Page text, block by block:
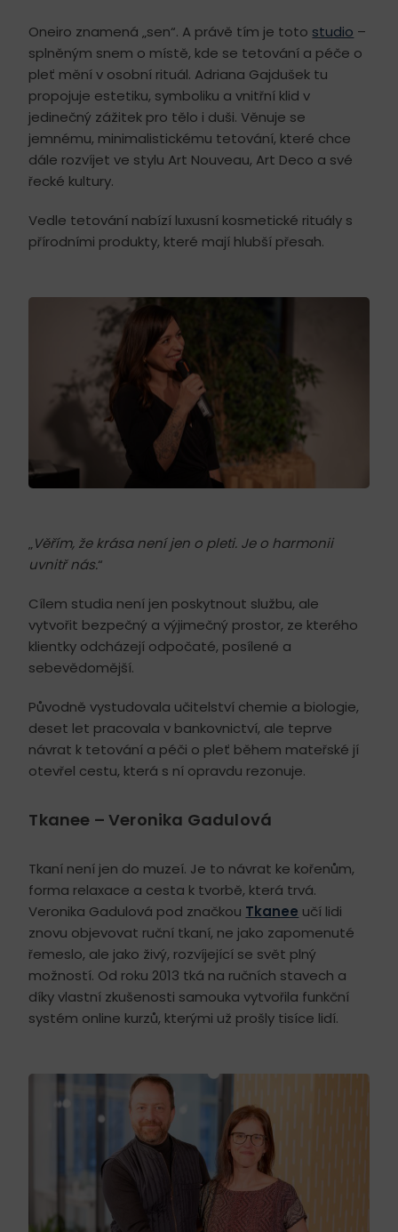
Oneiro znamená „sen“. A právě tím je toto studio –
splněným snem o místě, kde se tetování a péče o
pleť mění v osobní rituál. Adriana Gajdušek tu
propojuje estetiku, symboliku a vnitřní klid v
jedinečný zážitek pro tělo i duši. Věnuje se
jemnému, minimalistickému tetování, které chce
dále rozvíjet ve stylu Art Nouveau, Art Deco a své
řecké kultury.
Vedle tetování nabízí luxusní kosmetické rituály s
přírodními produkty, které mají hlubší přesah.
„Věřím, že krása není jen o pleti. Je o harmonii
uvnitř nás.“
Cílem studia není jen poskytnout službu, ale
vytvořit bezpečný a výjimečný prostor, ze kterého
klientky odcházejí odpočaté, posílené a
sebevědomější.
Původně vystudovala učitelství chemie a biologie,
deset let pracovala v bankovnictví, ale teprve
návrat k tetování a péči o pleť během mateřské jí
otevřel cestu, která s ní opravdu rezonuje.
Tkanee – Veronika Gadulová
Tkaní není jen do muzeí. Je to návrat ke kořenům,
forma relaxace a cesta k tvorbě, která trvá.
Veronika Gadulová pod značkou Tkanee učí lidi
znovu objevovat ruční tkaní, ne jako zapomenuté
řemeslo, ale jako živý, rozvíjející se svět plný
možností. Od roku 2013 tká na ručních stavech a
díky vlastní zkušenosti samouka vytvořila funkční
systém online kurzů, kterými už prošly tisíce lidí.